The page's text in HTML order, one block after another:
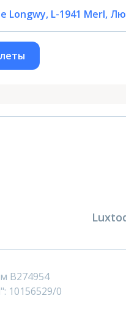
Longwy, L-1941 Merl,
B274954
10156529/0